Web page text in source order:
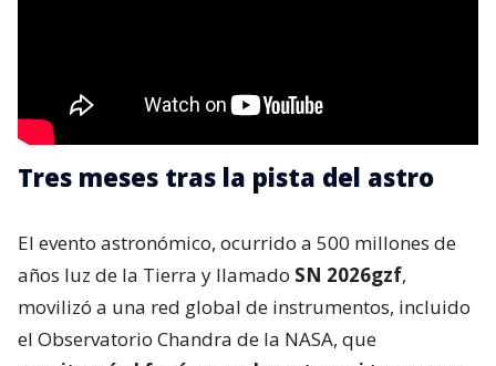
Tres meses tras la pista del astro
El evento astronómico, ocurrido a 500 millones de
años luz de la Tierra y llamado SN 2026gzf,
movilizó a una red global de instrumentos, incluido
el Observatorio Chandra de la NASA, que